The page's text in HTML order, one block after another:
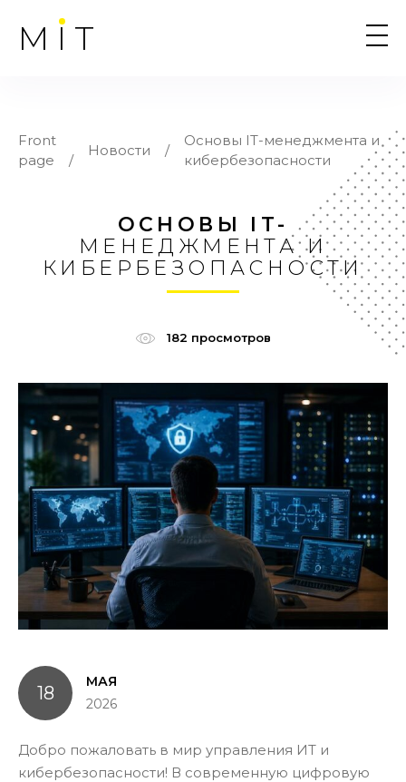
MIT
Front
page
Новости
Основы IT-менеджмента и
кибербезопасности
ОСНОВЫ IT-
МЕНЕДЖМЕНТА И
КИБЕРБЕЗОПАСНОСТИ
182 просмотров
18
МАЯ
2026
Добро пожаловать в мир управления ИТ и
кибербезопасности! В современную цифровую